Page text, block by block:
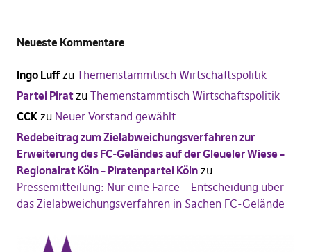
Neueste Kommentare
Ingo Luffzu Themenstammtisch Wirtschaftspolitik
Partei Piratzu Themenstammtisch Wirtschaftspolitik
CCKzu Neuer Vorstand gewählt
Redebeitrag zum Zielabweichungsverfahren zur
Erweiterung des FC-Geländes auf der Gleueler Wiese –
Regionalrat Köln – Piratenpartei Kölnzu
Pressemitteilung: Nur eine Farce – Entscheidung über
das Zielabweichungsverfahren in Sachen FC-Gelände